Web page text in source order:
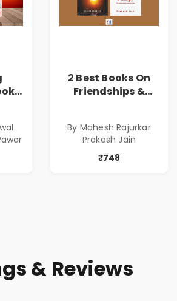
2 Best Books On
Friendships &
of Power, Love &
Greed | Simplest
Way to Grow Your
By Mahesh Rajurkar
Prakash Jain
₹748
& Reviews